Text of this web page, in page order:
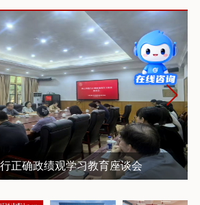
正确政绩观学习教育座谈会